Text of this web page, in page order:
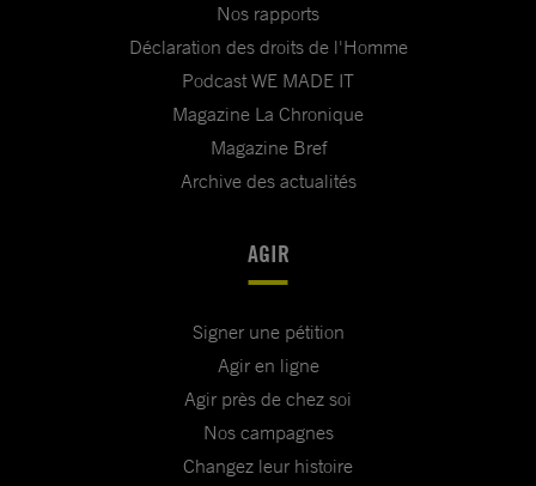
Nos rapports
Déclaration des droits de l'Homme
Podcast WE MADE IT
Magazine La Chronique
Magazine Bref
Archive des actualités
AGIR
Signer une pétition
Agir en ligne
Agir près de chez soi
Nos campagnes
Changez leur histoire